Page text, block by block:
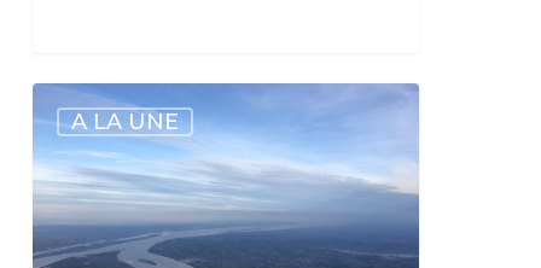
mystères
des
grands
cours
d’eau
A LA UNE